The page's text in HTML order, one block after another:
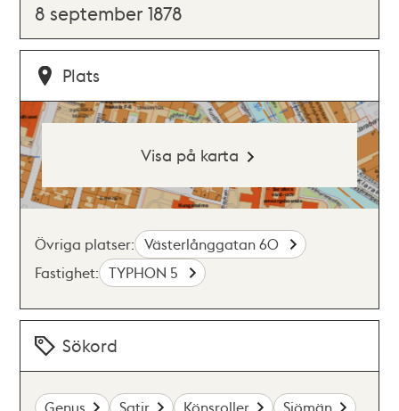
8 september 1878
Plats
Visa på karta
Övriga platser: Västerlånggatan 60
Fastighet: TYPHON 5
Sökord
Genus Satir Könsroller Sjömän